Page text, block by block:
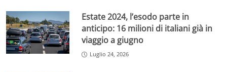
Estate 2024, l’esodo parte in
anticipo: 16 milioni di italiani già in
viaggio a giugno
Luglio 24, 2026